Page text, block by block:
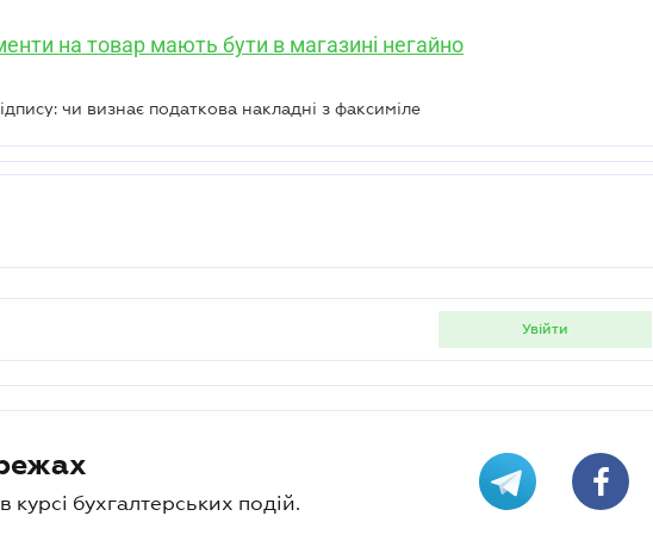
на товар мають бути в магазині негайно
чи визнає податкова накладні з факсиміле
увійти
бухгалтерських подій.